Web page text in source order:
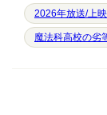
2026年放送/上
魔法科高校の劣